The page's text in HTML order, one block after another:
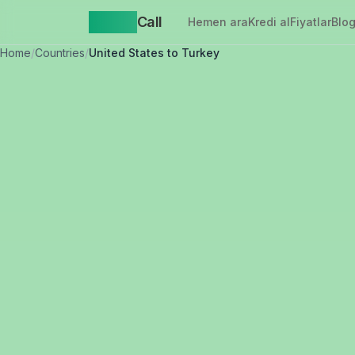
Call Hemen araKredi alFiyatlarBlog
Home/Countries/United States to Turkey